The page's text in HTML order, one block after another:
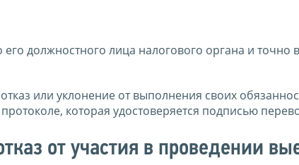
должностного лица налогового органа и точно
или уклонение от выполнения своих
которая удостоверяется подписью
от участия в проведении